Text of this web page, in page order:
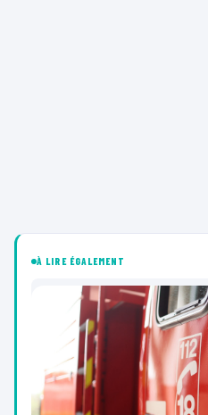
À LIRE ÉGALEMENT